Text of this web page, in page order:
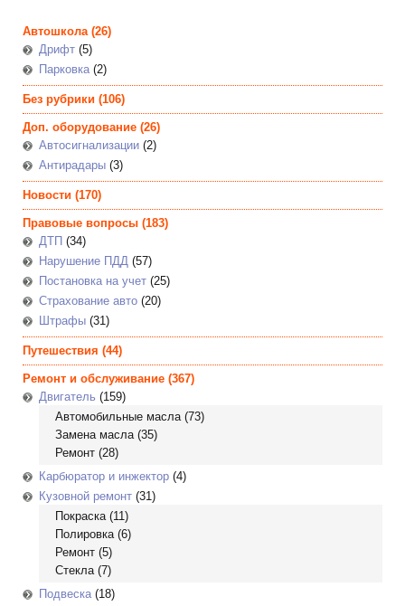
Автошкола(26)
Дрифт (5)
Парковка(2)
Без рубрики (106)
Доп. оборудование (26)
Автосигнализации (2)
Антирадары (3)
Новости (170)
Правовые вопросы (183)
ДТП (34)
Нарушение ПДД (57)
Постановка на учет (25)
Страхование авто (20)
Штрафы (31)
Путешествия (44)
Ремонт и обслуживание (367)
Двигатель (159)
Автомобильные масла(73)
Замена масла(35)
Ремонт (28)
Карбюратор и инжектор (4)
Кузовной ремонт (31)
Покраска(11)
Полировка(6)
Ремонт (5)
Стекла(7)
Подвеска(18)